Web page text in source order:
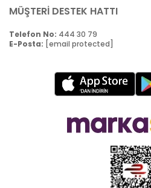
MÜŞTERİ DESTEK HATTI
Telefon No: 444 30 79
E-Posta: [email protected]